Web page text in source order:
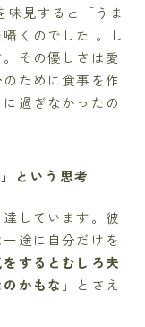
味見すると「うま
くのでした 。し
その優しさは愛
ために食事を作
に過ぎなかったの
という思考
しています。彼
途に自分だけを
をするとむしろ夫
かもな 」とさえ